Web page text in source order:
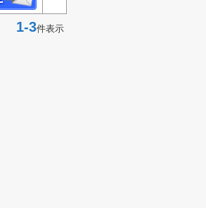
1-3件表示